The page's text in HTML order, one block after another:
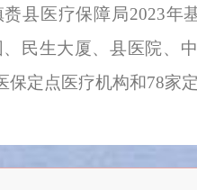
县医疗保障局2023年
民生大厦、县医院、
保定点医疗机构和78家